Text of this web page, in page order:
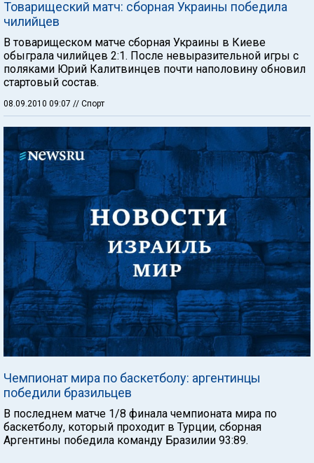
Товарищеский матч: сборная Украины победила
чилийцев
В товарищеском матче сборная Украины в Киеве
обыграла чилийцев 2:1. После невыразительной игры с
поляками Юрий Калитвинцев почти наполовину обновил
стартовый состав.
08.09.2010 09:07 // Спорт
Чемпионат мира по баскетболу: аргентинцы
победили бразильцев
В последнем матче 1/8 финала чемпионата мира по
баскетболу, который проходит в Турции, сборная
Аргентины победила команду Бразилии 93:89.